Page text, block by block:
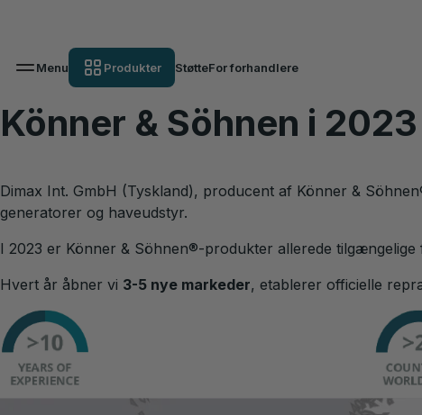
Menu Produkter StøtteFor forhandlere
Könner & Söhnen i 2023
Dimax Int. GmbH (Tyskland), producent af Könner & Söhnen
generatorer og haveudstyr.
I 2023 er Könner & Söhnen®-produkter allerede tilgængelige
Hvert år åbner vi 3-5 nye markeder, etablerer officielle